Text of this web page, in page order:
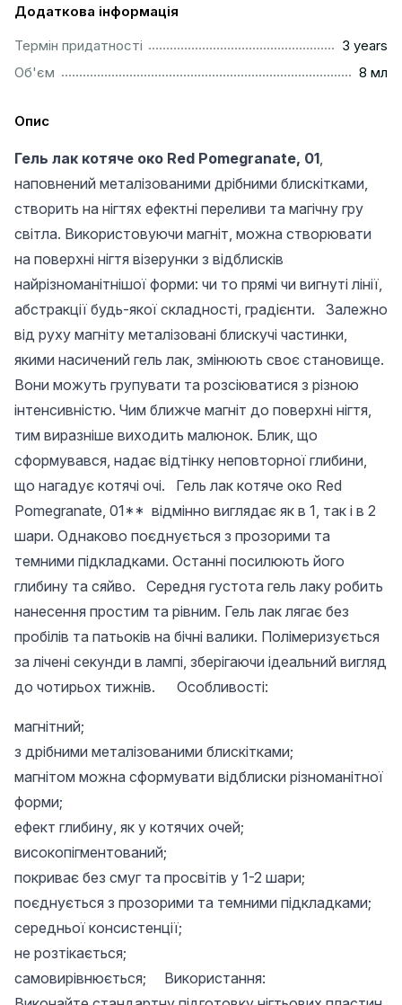
Додаткова інформація
Термін придатності
3 years
Об'єм
8 мл
Опис
Гель лак котяче око Red Pomegranate, 01,
наповнений металізованими дрібними блискітками,
створить на нігтях ефектні переливи та магічну гру
світла. Використовуючи магніт, можна створювати
на поверхні нігтя візерунки з відблисків
найрізноманітнішої форми: чи то прямі чи вигнуті лінії,
абстракції будь-якої складності, градієнти. Залежно
від руху магніту металізовані блискучі частинки,
якими насичений гель лак, змінюють своє становище.
Вони можуть групувати та розсіюватися з різною
інтенсивністю. Чим ближче магніт до поверхні нігтя,
тим виразніше виходить малюнок. Блик, що
сформувався, надає відтінку неповторної глибини,
що нагадує котячі очі. Гель лак котяче око Red
Pomegranate, 01** відмінно виглядає як в 1, так і в 2
шари. Однаково поєднується з прозорими та
темними підкладками. Останні посилюють його
глибину та сяйво. Середня густота гель лаку робить
нанесення простим та рівним. Гель лак лягає без
пробілів та патьоків на бічні валики. Полімеризується
за лічені секунди в лампі, зберігаючи ідеальний вигляд
до чотирьох тижнів. Особливості:
магнітний;
з дрібними металізованими блискітками;
магнітом можна сформувати відблиски різноманітної
форми;
ефект глибину, як у котячих очей;
високопігментований;
покриває без смуг та просвітів у 1-2 шари;
поєднується з прозорими та темними підкладками;
середньої консистенції;
не розтікається;
самовирівнюється; Використання: